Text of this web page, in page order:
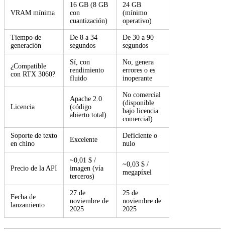
VRAM mínima
16 GB (8 GB
con
cuantización)
24 GB
(mínimo
operativo)
Tiempo de
generación
De 8 a 34
segundos
De 30 a 90
segundos
¿Compatible
con RTX 3060?
Sí, con
rendimiento
fluido
No, genera
errores o es
inoperante
Licencia
Apache 2.0
(código
abierto total)
No comercial
(disponible
bajo licencia
comercial)
Soporte de texto
en chino
Excelente
Deficiente o
nulo
Precio de la API
~0,01 $ /
imagen (vía
terceros)
~0,03 $ /
megapíxel
Fecha de
lanzamiento
27 de
noviembre de
2025
25 de
noviembre de
2025